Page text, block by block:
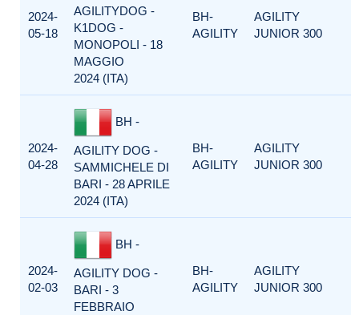
2024-
05-18
AGILITYDOG -
K1DOG -
MONOPOLI - 18
MAGGIO
2024 (ITA)
BH-
AGILITY
AGILITY
JUNIOR 300
2024-
04-28
BH -
AGILITY DOG -
SAMMICHELE DI
BARI - 28 APRILE
2024 (ITA)
BH-
AGILITY
AGILITY
JUNIOR 300
2024-
02-03
BH -
AGILITY DOG -
BARI - 3
FEBBRAIO
BH-
AGILITY
AGILITY
JUNIOR 300